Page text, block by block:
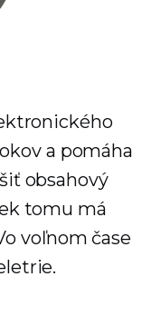
a pomáha
obsahový
tomu má
voľnom čase